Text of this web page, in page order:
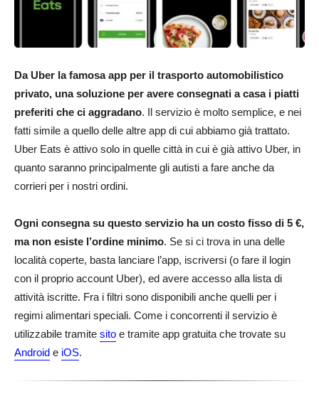
Da Uber la famosa app per il trasporto automobilistico
privato, una soluzione per avere consegnati a casa i piatti
preferiti che ci aggradano. Il servizio è molto semplice, e nei
fatti simile a quello delle altre app di cui abbiamo già trattato.
Uber Eats è attivo solo in quelle città in cui è già attivo Uber, in
quanto saranno principalmente gli autisti a fare anche da
corrieri per i nostri ordini.
Ogni consegna su questo servizio ha un costo fisso di 5 €,
ma non esiste l’ordine minimo. Se si ci trova in una delle
località coperte, basta lanciare l’app, iscriversi (o fare il login
con il proprio account Uber), ed avere accesso alla lista di
attività iscritte. Fra i filtri sono disponibili anche quelli per i
regimi alimentari speciali. Come i concorrenti il servizio è
utilizzabile tramite sito e tramite app gratuita che trovate su
Android e iOS.